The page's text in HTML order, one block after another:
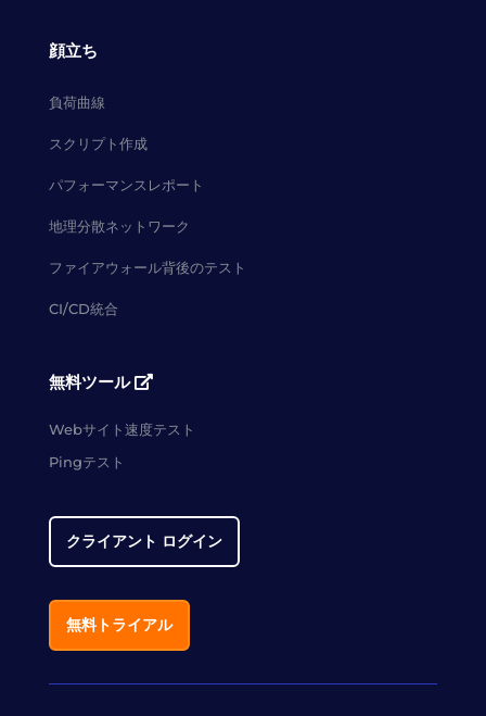
顔立ち
負荷曲線
スクリプト作成
パフォーマンスレポート
地理分散ネットワーク
ファイアウォール背後のテスト
CI/CD統合
無料ツール
Webサイト速度テスト
Pingテスト
クライアント ログイン
無料トライアル